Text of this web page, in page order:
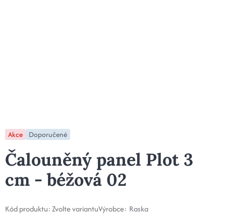
Akce Doporučené
Čalouněný panel Plot 3
cm - béžová 02
Kód produktu:Zvolte variantuVýrobce: Raska